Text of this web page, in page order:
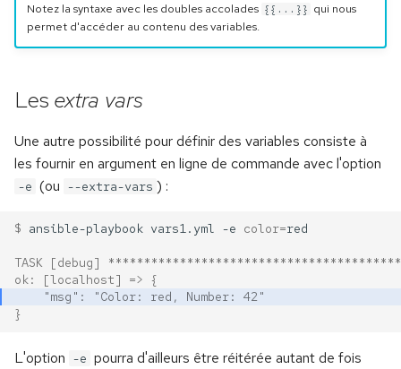
Notez la syntaxe avec les doubles accolades {{...}} qui nous
permet d'accéder au contenu des variables.
Les extra vars
Une autre possibilité pour définir des variables consiste à
les fournir en argument en ligne de commande avec l'option
-e (ou --extra-vars ) :
$ ansible-playbook vars1.yml -e color=
TASK [debug]
ok: [localhost] => {
    "msg": "Color: red, Number: 42"
}
L'option -e pourra d'ailleurs être réitérée autant de fois